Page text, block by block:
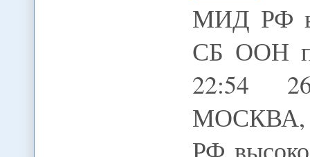
МИД РФ
СБ ООН
22:54
МОСКВА,
РФ